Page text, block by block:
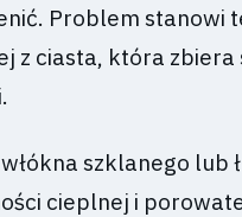
Problem stanowi
z ciasta, która zbiera
szklanego lub
cieplnej i